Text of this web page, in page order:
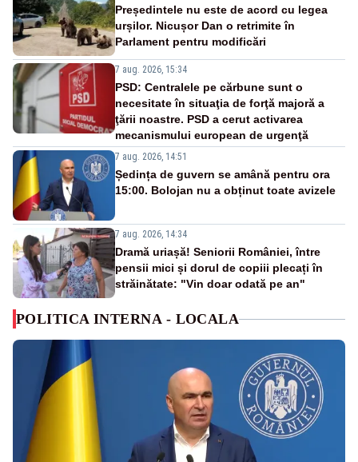
Președintele nu este de acord cu legea
urșilor. Nicușor Dan o retrimite în
Parlament pentru modificări
7 aug. 2026, 15:34
PSD: Centralele pe cărbune sunt o
necesitate în situaţia de forţă majoră a
ţării noastre. PSD a cerut activarea
mecanismului european de urgenţă
7 aug. 2026, 14:51
Ședința de guvern se amână pentru ora
15:00. Bolojan nu a obținut toate avizele
7 aug. 2026, 14:34
Dramă uriașă! Seniorii României, între
pensii mici și dorul de copiii plecați în
străinătate: "Vin doar odată pe an"
POLITICA INTERNA - LOCALA